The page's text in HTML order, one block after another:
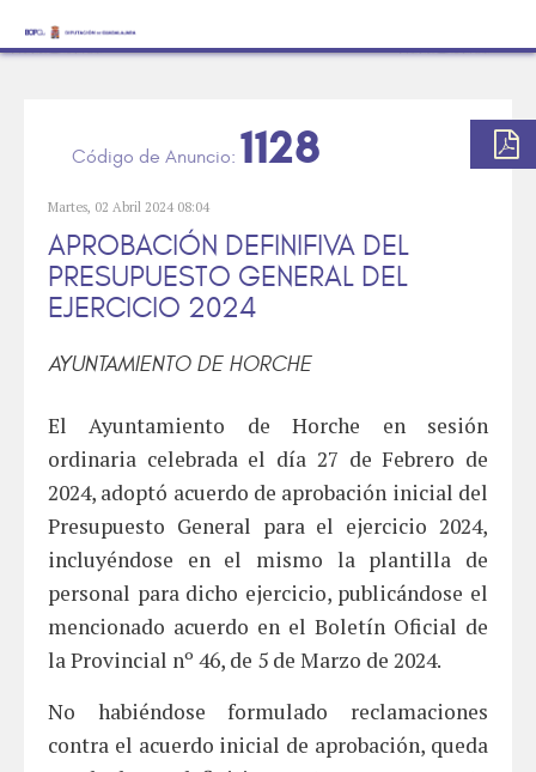
Martes, 02 Abril 2024 08:04
APROBACIÓN DEFINIFIVA DEL
PRESUPUESTO GENERAL DEL
EJERCICIO 2024
AYUNTAMIENTO DE HORCHE
1128
El Ayuntamiento de Horche en sesión
ordinaria celebrada el día 27 de Febrero de
2024, adoptó acuerdo de aprobación inicial del
Presupuesto General para el ejercicio 2024,
incluyéndose en el mismo la plantilla de
personal para dicho ejercicio, publicándose el
mencionado acuerdo en el Boletín Oficial de
la Provincial nº 46, de 5 de Marzo de 2024.
No habiéndose formulado reclamaciones
contra el acuerdo inicial de aprobación, queda